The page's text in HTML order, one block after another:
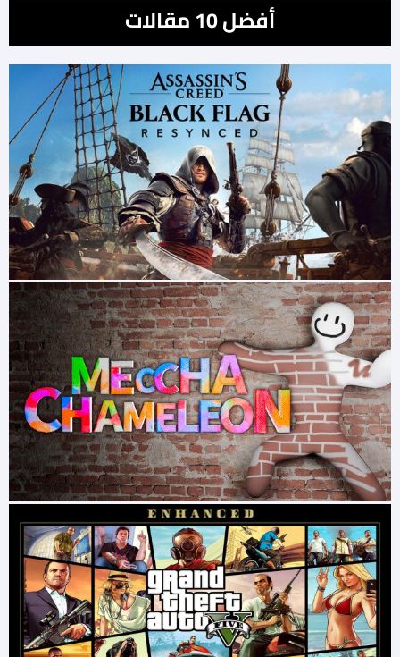
أفضل 10 مقالات